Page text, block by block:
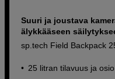
Suuri ja joustava
älykkääseen
sp.tech Field Backpack
25 litran tilavuus ja